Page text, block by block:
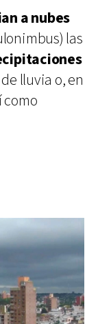
a nubes
las
lluvia o, en
como